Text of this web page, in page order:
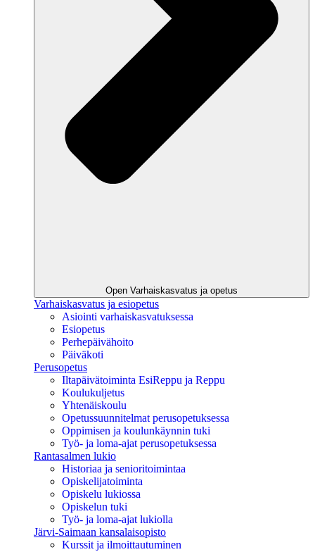
Open Varhaiskasvatus ja opetus
Varhaiskasvatus ja esiopetus
Asiointi varhaiskasvatuksessa
Esiopetus
Perhepäivähoito
Päiväkoti
Perusopetus
Iltapäivätoiminta EsiReppu ja Reppu
Koulukuljetus
Yhtenäiskoulu
Opetussuunnitelmat perusopetuksessa
Oppimisen ja koulunkäynnin tuki
Työ- ja loma-ajat perusopetuksessa
Rantasalmen lukio
Historiaa ja senioritoimintaa
Opiskelijatoiminta
Opiskelu lukiossa
Opiskelun tuki
Työ- ja loma-ajat lukiolla
Järvi-Saimaan kansalaisopisto
Kurssit ja ilmoittautuminen